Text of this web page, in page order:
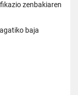
zenbakiaren
baja